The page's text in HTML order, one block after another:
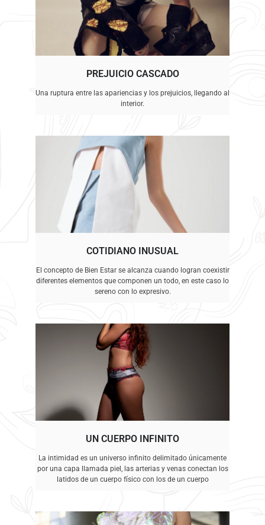
PREJUICIO CASCADO
Una ruptura entre las apariencias y los prejuicios, llegando al
interior.
COTIDIANO INUSUAL
El concepto de Bien Estar se alcanza cuando logran coexistir
diferentes elementos que componen un todo, en este caso lo
sereno con lo expresivo.
UN CUERPO INFINITO
La intimidad es un universo infinito delimitado únicamente
por una capa llamada piel, las arterias y venas conectan los
latidos de un cuerpo físico con los de un cuerpo